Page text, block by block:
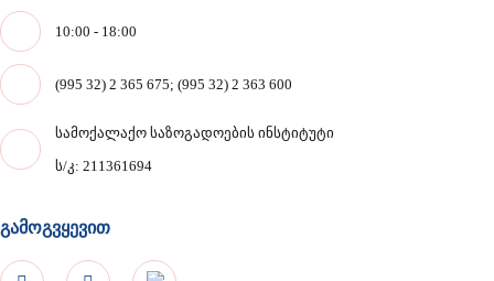
10:00 - 18:00
(995 32) 2 365 675; (995 32) 2 363 600
სამოქალაქო საზოგადოების ინსტიტუტი
ს/კ: 211361694
გამოგვყევით